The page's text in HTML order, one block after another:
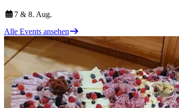
7 & 8. Aug.
Alle Events ansehen